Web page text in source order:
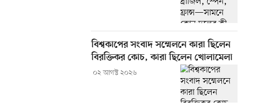
বিশ্বকাপের সংবাদ সম্মেলনে কারা ছিলেন
বিরক্তিকর কোচ, কারা ছিলেন খোলামেলা
০২ আগস্ট ২০২৬